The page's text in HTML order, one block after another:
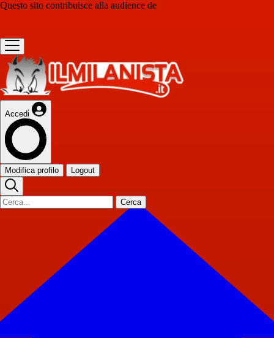
Questo sito contribuisce alla audience de
Accedi
Modifica profilo Logout
Cerca